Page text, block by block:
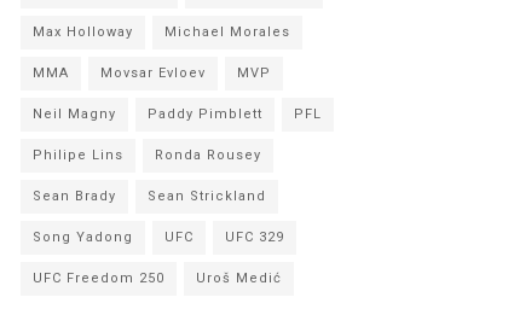
Max Holloway Michael Morales
MMA Movsar Evloev MVP
Neil Magny Paddy Pimblett PFL
Philipe Lins Ronda Rousey
Sean Brady Sean Strickland
Song Yadong UFC UFC 329
UFC Freedom 250 Uroš Medić